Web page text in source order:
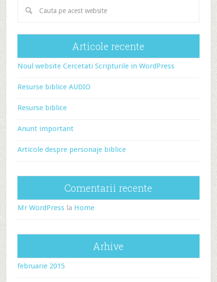
Articole recente
Noul website Cercetati Scripturile in WordPress
Resurse biblice AUDIO
Resurse biblice
Anunt important
Articole despre personaje biblice
Comentarii recente
Mr WordPressla Home
Arhive
februarie 2015